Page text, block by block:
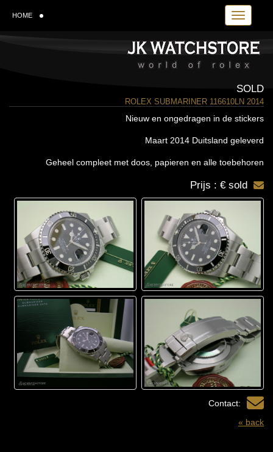
Toggle
HOME
SOLD
ROLEX SUBMARINER 116610LN 2014
Nieuw en ongedragen in de stickers
Maart 2014 Duitsland geleverd
Geheel compleet met doos, papieren en alle toebehoren
Prijs : € sold
Contact:
« back